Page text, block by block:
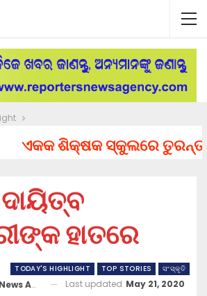
ଏକକ ଶିକ୍ଷକ ସ୍କୁଲରେ ତୁରନ୍ତ
ହାତରେ
TODAY'S HIGHLIGHT TOP STORIES ସଂସ୍କୃତି
Agency Last updated May 21, 2020